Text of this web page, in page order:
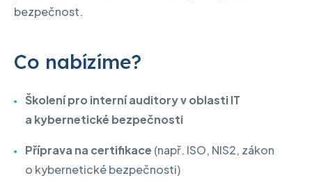
bezpečnost.
Co nabízíme?
Školení pro interní auditory v oblasti IT
a kybernetické bezpečnosti
Příprava na certifikace (např. ISO, NIS2, zákon
o kybernetické bezpečnosti)